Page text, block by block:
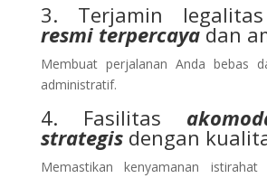
3. Terjamin
resmi terpercayadan
Membuat perjalanan Anda bebas
administratif.
4. Fasilitas
strategisdengan
Memastikan kenyamanan